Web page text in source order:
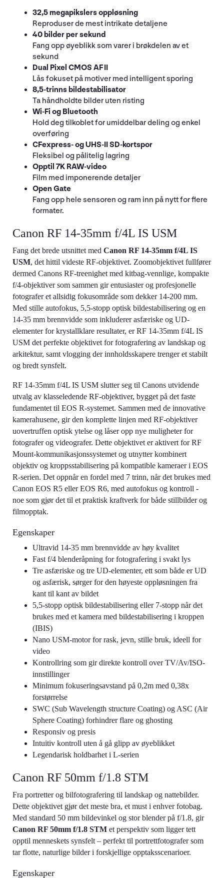
32,5 megapikslers oppløsning
Reproduser de mest intrikate detaljene
40 bilder per sekund
Fang opp øyeblikk som varer i brøkdelen av et
sekund
Dual Pixel CMOS AF II
Lås fokuset på motiver med intelligent sporing
8,5-trinns bildestabilisator
Ta håndholdte bilder uten risting
Wi-Fi og Bluetooth
Hold deg tilkoblet for umiddelbar deling og enkel
overføring
CFexpress- og UHS-II SD-kortspor
Fleksibel og pålitelig lagring
Opptil 7K RAW-video
Film med imponerende detaljer
Open Gate
Fang opp hele sensoren og ram inn på nytt for flere
formater.
Canon RF 14-35mm f/4L IS USM
Fang det brede utsnittet med Canon RF 14-35mm f/4L IS
USM, det hittil videste RF-objektivet. Zoomobjektivet fullfører
dermed Canons RF-treenighet med kitbag-vennlige, kompakte
f/4-objektiver som sammen gir entusiaster og profesjonelle
fotografer et allsidig fokusområde som dekker 14-200 mm.
Med stille autofokus, 5,5-stopp optisk bildestabilisering og en
14-35 mm brennvidde som inkluderer asfæriske og UD-
elementer for krystallklare resultater, er RF 14-35mm f/4L IS
USM det perfekte objektivet for fotografering av landskap og
arkitektur, samt vlogging der innholdsskapere trenger et stabilt
og bredt synsfelt.
RF 14-35mm f/4L IS USM slutter seg til Canons utvidende
utvalg av klasseledende RF-objektiver, bygget på det faste
fundamentet til EOS R-systemet. Sammen med de innovative
kamerahusene, gir den komplette linjen med RF-objektiver
uovertruffen optisk ytelse og låser opp nye muligheter for
fotografer og videografer. Dette objektivet er aktivert for RF
Mount-kommunikasjonssystemet og utnytter kombinert
objektiv og kroppsstabilisering på kompatible kameraer i EOS
R-serien. Det oppnår en fordel med 7 trinn, når det brukes med
Canon EOS R5 eller EOS R6, med autofokus og kontroll -
noe som gjør det til et praktisk kraftverk for både stillbilder og
filmopptak.
Egenskaper
Ultravid 14-35 mm brennvidde av høy kvalitet
Fast f/4 blenderåpning for fotografering i svakt lys
Tre asfæriske og tre UD-elementer, ett som både er UD
og asfærisk, sørger for den høyeste oppløsningen fra
kant til kant av bildet
5,5-stopp optisk bildestabilisering eller 7-stopp når det
brukes med et kamera med bildestabilisering i kroppen
(IBIS)
Nano USM-motor for rask, jevn, stille bruk, ideell for
video
Kontrollring som gir direkte kontroll over TV/Av/ISO-
innstillinger
Minimum fokuseringsavstand på 0,2m med 0,38x
forstørrelse
SWC (Sub Wavelength structure Coating) og ASC (Air
Sphere Coating) forhindrer flare og ghosting
Responsiv og presis
Intuitiv kontroll uten å gå glipp av øyeblikket
Legendarisk holdbarhet i L-serien
Canon RF 50mm f/1.8 STM
Fra portretter og bilfotografering til landskap og nattebilder.
Dette objektivet gjør det meste bra, et must i enhver fotobag.
Med standard 50 mm bildevinkel og stor blender på f/1.8, gir
Canon RF 50mm f/1.8 STM et perspektiv som ligger tett
opptil menneskets synsfelt – perfekt til portrettfotografer som
tar flotte, naturlige bilder i forskjellige opptaksscenarioer.
Egenskaper